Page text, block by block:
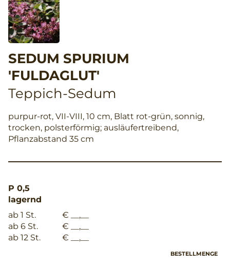
SEDUM SPURIUM
'FULDAGLUT'
Teppich-Sedum
purpur-rot, VII-VIII, 10 cm, Blatt rot-grün, sonnig,
trocken, polsterförmig; ausläufertreibend,
Pflanzabstand 35 cm
P 0,5
lagernd
ab 1 St.
€ __,__
ab 6 St.
€ __,__
ab 12 St.
€ __,__
BESTELLMENGE